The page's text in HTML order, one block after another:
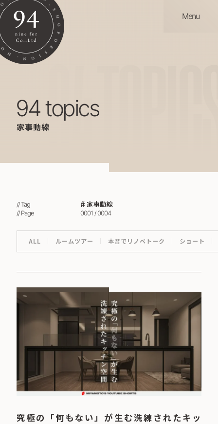
Menu
94
94 topics
家事動線
// Tag 家事動線
// Page 0001 / 0004
ALL ルームツアー 本音でリノベトーク ショート
究極の「何もない」が生む洗練されたキッ